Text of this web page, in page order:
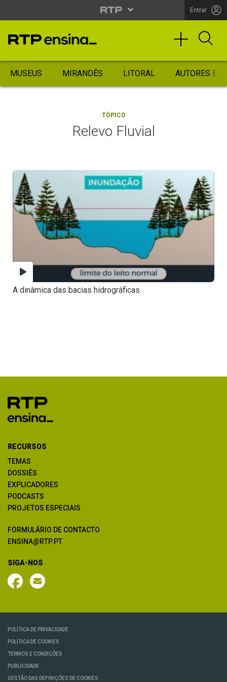
Entrar
MUSEUS MIRANDÊS LITORAL AUTORES
TÓPICO
Relevo Fluvial
A dinâmica das bacias hidrográficas
RECURSOS
TEMAS
DOSSIÊS
EXPLICADORES
PODCASTS
PROJETOS ESPECIAIS
FORMULÁRIO DE CONTACTO
ENSINA@RTP.PT
SIGA-NOS
POLÍTICA DE PRIVACIDADE
POLÍTICA DE COOKIES
TERMOS E CONDIÇÕES
PUBLICIDADE
GESTÃO DAS DEFINIÇÕES DE COOKIES